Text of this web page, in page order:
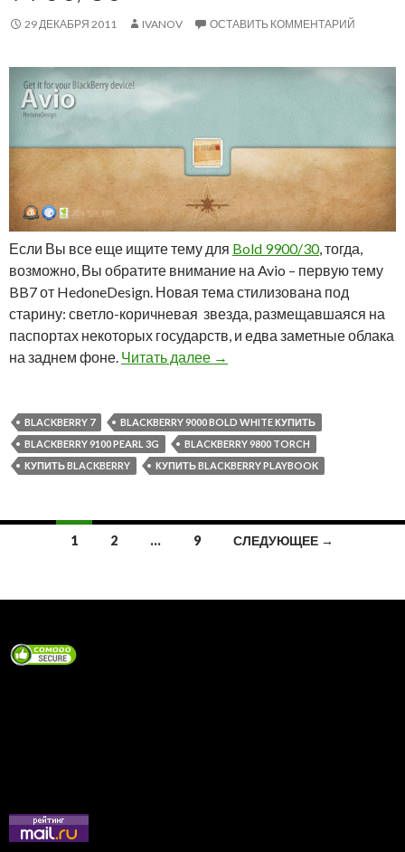
29 ДЕКАБРЯ 2011 IVANOV ОСТАВИТЬ КОММЕНТАРИЙ
Если Вы все еще ищите тему для Bold 9900/30, тогда,
возможно, Вы обратите внимание на Avio – первую тему
BB7 от HedoneDesign. Новая тема стилизована под
старину: светло-коричневая звезда, размещавшаяся на
паспортах некоторых государств, и едва заметные облака
на заднем фоне. Читать далее Тема Avio для Bold 9900/30
→
BLACKBERRY 7
BLACKBERRY 9000 BOLD WHITE КУПИТЬ
BLACKBERRY 9100 PEARL 3G
BLACKBERRY 9800 TORCH
КУПИТЬ BLACKBERRY
КУПИТЬ BLACKBERRY PLAYBOOK
Навигация
записям
1 2 … 9 СЛЕДУЮЩЕЕ →